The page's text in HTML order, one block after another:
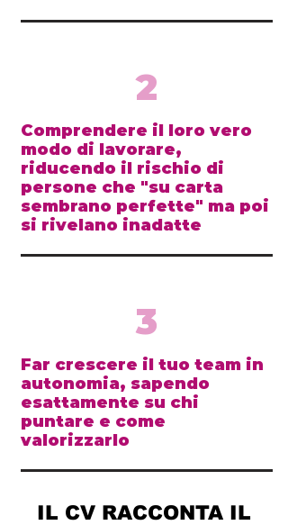
2
Comprendere il loro vero
modo di lavorare,
riducendo il rischio di
persone che "su carta
sembrano perfette" ma poi
si rivelano inadatte
3
Far crescere il tuo team in
autonomia, sapendo
esattamente su chi
puntare e come
valorizzarlo
IL CV RACCONTA IL